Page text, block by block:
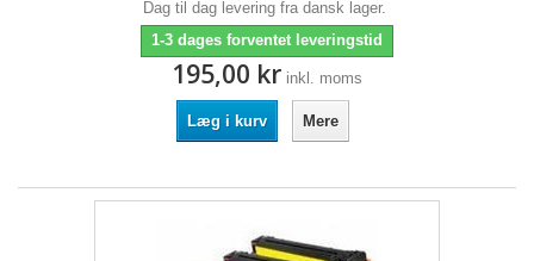
Dag til dag levering fra dansk lager.
1-3 dages forventet leveringstid
195,00 kr inkl. moms
Læg i kurv Mere